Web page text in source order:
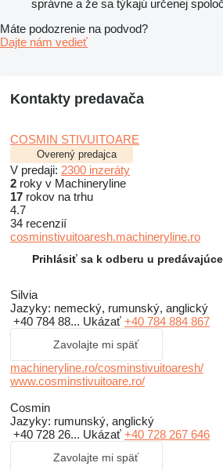
správne a že sa týkajú určenej
Máte podozrenie na podvod?
Dajte nám vedieť
Kontakty predavača
COSMIN STIVUITOARE
Overený predajca
V predaji: 2300 inzeráty
2 roky v Machineryline
17 rokov na trhu
4.7
34 recenzií
cosminstivuitoaresh.machineryline.ro
Prihlásiť sa k odberu u
Silvia
Jazyky: nemecký, rumunský, anglický
+40 784 88... Ukázať +40 784 884 867
Zavolajte mi späť
machineryline.ro/cosminstivuitoaresh/
www.cosminstivuitoare.ro/
Cosmin
Jazyky: rumunský, anglický
+40 728 26... Ukázať +40 728 267 646
Zavolajte mi späť